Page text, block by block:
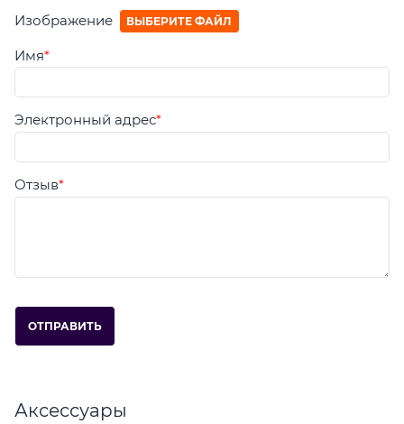
Изображение ВЫБЕРИТЕ ФАЙЛ
Имя
Электронный адрес
Отзыв
Аксессуары